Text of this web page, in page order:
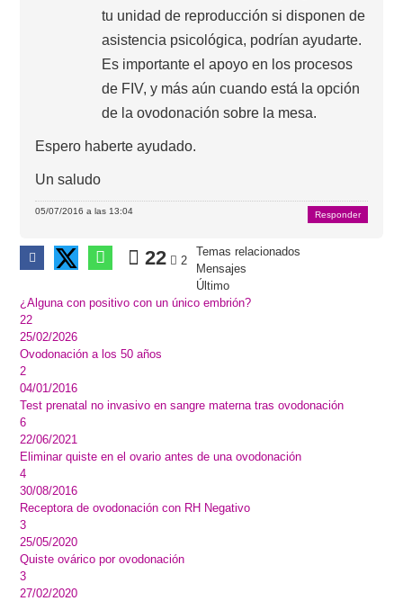
tu unidad de reproducción si disponen de
asistencia psicológica, podrían ayudarte.
Es importante el apoyo en los procesos
de FIV, y más aún cuando está la opción
de la ovodonación sobre la mesa.
Espero haberte ayudado.
Un saludo
05/07/2016 a las 13:04 Responder
22 2
Temas relacionados
Mensajes
Último
¿Alguna con positivo con un único embrión?
22
25/02/2026
Ovodonación a los 50 años
2
04/01/2016
Test prenatal no invasivo en sangre materna tras ovodonación
6
22/06/2021
Eliminar quiste en el ovario antes de una ovodonación
4
30/08/2016
Receptora de ovodonación con RH Negativo
3
25/05/2020
Quiste ovárico por ovodonación
3
27/02/2020